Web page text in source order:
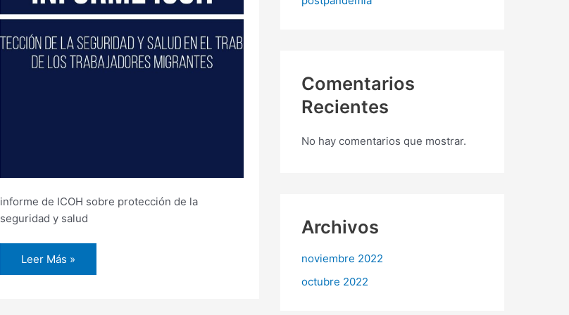
informe de ICOH sobre protección de la
seguridad y salud
Leer Más »
Comentarios
Recientes
No hay comentarios que mostrar.
Archivos
noviembre 2022
octubre 2022